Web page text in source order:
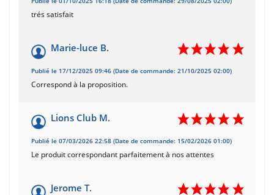
trés satisfait
Marie-luce B.
Publié le 17/12/2025 09:46 (Date de commande: 21/10/2025 02:00)
Correspond à la proposition.
Lions Club M.
Publié le 07/03/2026 22:58 (Date de commande: 15/02/2026 01:00)
Le produit correspondant parfaitement à nos attentes
Jerome T.